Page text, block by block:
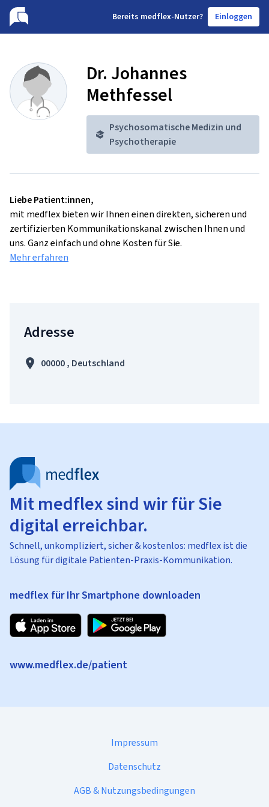
Bereits medflex-Nutzer? Einloggen
Dr. Johannes
Methfessel
Psychosomatische Medizin und
Psychotherapie
Liebe Patient:innen,
mit medflex bieten wir Ihnen einen direkten, sicheren und
zertifizierten Kommunikationskanal zwischen Ihnen und
uns. Ganz einfach und ohne Kosten für Sie.
Mehr erfahren
Adresse
00000 , Deutschland
Mit medflex sind wir für Sie
digital erreichbar.
Schnell, unkompliziert, sicher & kostenlos: medflex ist die
Lösung für digitale Patienten-Praxis-Kommunikation.
medflex für Ihr Smartphone downloaden
www.medflex.de/patient
Impressum
Datenschutz
AGB & Nutzungsbedingungen